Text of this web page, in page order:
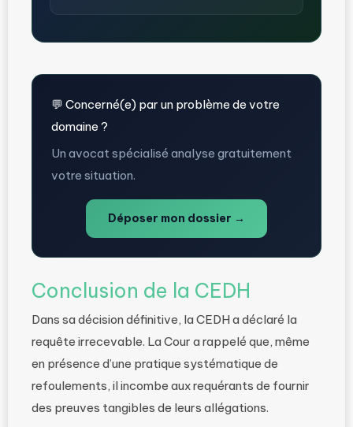
💬 Concerné(e) par un problème de votre
domaine ?
Un avocat spécialisé analyse gratuitement
votre situation.
Déposer mon dossier →
Conclusion de la CEDH
Dans sa décision définitive, la CEDH a déclaré la
requête irrecevable. La Cour a rappelé que, même
en présence d’une pratique systématique de
refoulements, il incombe aux requérants de fournir
des preuves tangibles de leurs allégations.